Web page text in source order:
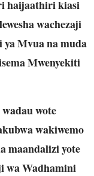
haijaathiri kiasi
wachezaji
Mvua na muda
Mwenyekiti
wote
wakiwemo
maandalizi yote
wa Wadhamini